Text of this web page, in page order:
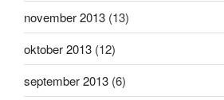
november 2013 (13)
oktober 2013 (12)
september 2013 (6)